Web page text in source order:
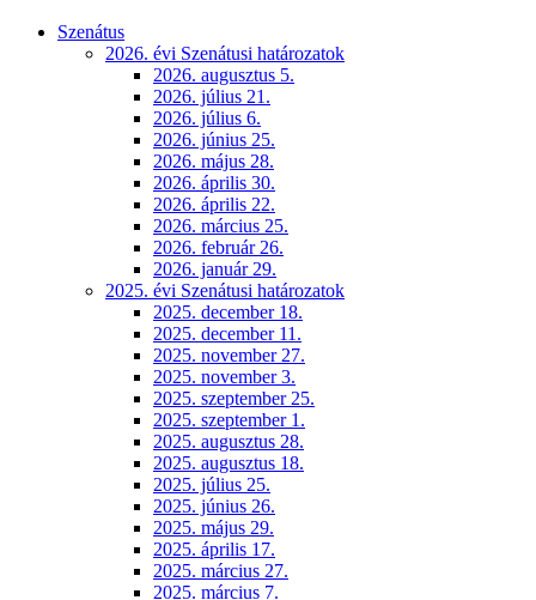
Szenátus
2026. évi Szenátusi határozatok
2026. augusztus 5.
2026. július 21.
2026. július 6.
2026. június 25.
2026. május 28.
2026. április 30.
2026. április 22.
2026. március 25.
2026. február 26.
2026. január 29.
2025. évi Szenátusi határozatok
2025. december 18.
2025. december 11.
2025. november 27.
2025. november 3.
2025. szeptember 25.
2025. szeptember 1.
2025. augusztus 28.
2025. augusztus 18.
2025. július 25.
2025. június 26.
2025. május 29.
2025. április 17.
2025. március 27.
2025. március 7.